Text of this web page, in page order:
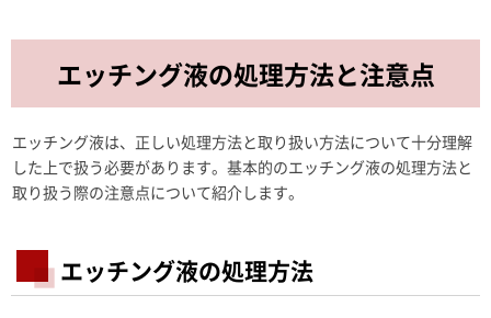
エッチング液の処理方法と注意点
エッチング液は、正しい処理方法と取り扱い方法について十分理解
した上で扱う必要があります。基本的のエッチング液の処理方法と
取り扱う際の注意点について紹介します。
エッチング液の処理方法